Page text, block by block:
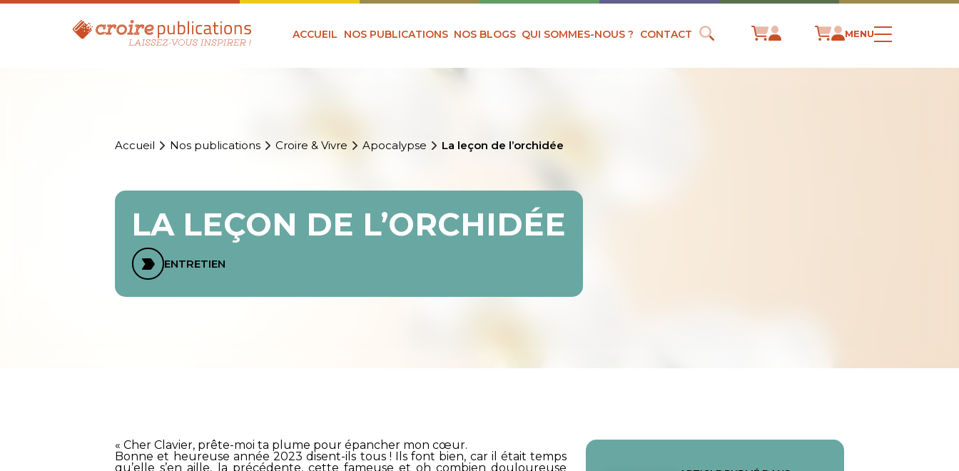
ACCUEIL NOS PUBLICATIONS NOS BLOGS QUI SOMMES-NOUS ? CONTACT MENU
Accueil Nos publications Croire & Vivre Apocalypse La leçon de l’orchidée
LA LEÇON DE L’ORCHIDÉE
ENTRETIEN
« Cher Clavier, prête-moi ta plume pour épancher mon cœur.
Bonne et heureuse année 2023 disent-ils tous ! Ils font bien, car il était temps
qu’elle s’en aille, la précédente, cette fameuse et oh combien douloureuse